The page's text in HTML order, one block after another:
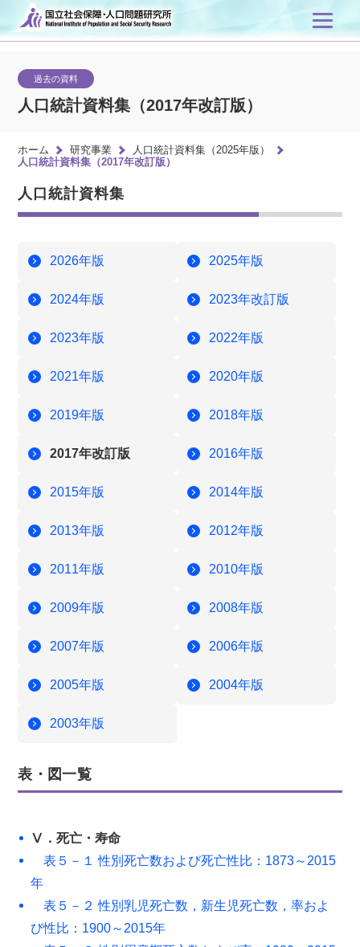
過去の資料
人口統計資料集（2017年改訂版）
ホーム 研究事業
人口統計資料集（2025年版）
人口統計資料集（2017年改訂版）
人口統計資料集
2026年版 2025年版
2024年版 2023年改訂版
2023年版 2022年版
2021年版 2020年版
2019年版 2018年版
2017年改訂版 2016年版
2015年版 2014年版
2013年版 2012年版
2011年版 2010年版
2009年版 2008年版
2007年版 2006年版
2005年版 2004年版
2003年版
表・図一覧
Ⅴ．死亡・寿命
表５－１ 性別死亡数および死亡性比：1873～2015
年
表５－２ 性別乳児死亡数，新生児死亡数，率およ
び性比：1900～2015年